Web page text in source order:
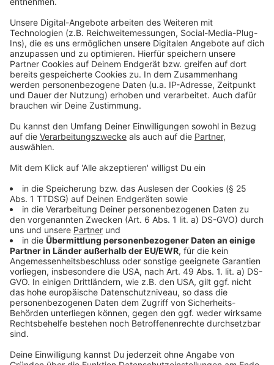
Anzeige
Und so bereitet ihr das Essen zu:
Anzeige
DenHirschkalbsrückenin feine Scheiben
schneiden und zwischen einen Gefrierbeutel dünn
Seite kräftig anbraten. Aus der Pfanne nehmen
und mit Salz und Pfeffer würzen.
DieSteinpilzeputzen und schneiden und in einer
Pfanne gleichmäßig anbraten. Die Schalotten in
Würfel schneiden, in Butter separat garschwitzen
und hinterher mit etwas Schnittlauch zu den
Pilzen geben
Rotkohlüber eine Küchenreibe in feine Streifen
hobeln, mit den Restlichen Zutaten marinieren und
leicht kneten.
Anzeige